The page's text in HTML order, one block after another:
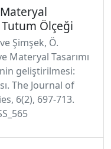
Tutum Ölçeği
Şimşek, Ö.
Materyal Tasarımı
geliştirilmesi:
The Journal of
6(2), 697-713.